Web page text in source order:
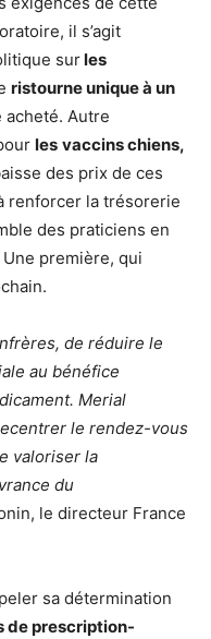
il s’agit
surles
ristourne unique à un
acheté. Autre
les vaccins chiens,
des prix de ces
renforcer la trésorerie
des praticiens en
première, qui
de réduire le
au bénéfice
Merial
le rendez-vous
valoriser la
du
le directeur France
sa détermination
de prescription-